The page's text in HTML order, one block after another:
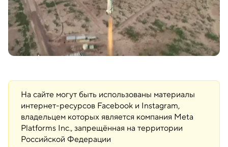
На сайте могут быть использованы материалы
интернет-ресурсов Facebook и Instagram,
владельцем которых является компания Meta
Platforms Inc., запрещённая на территории
Российской Федерации